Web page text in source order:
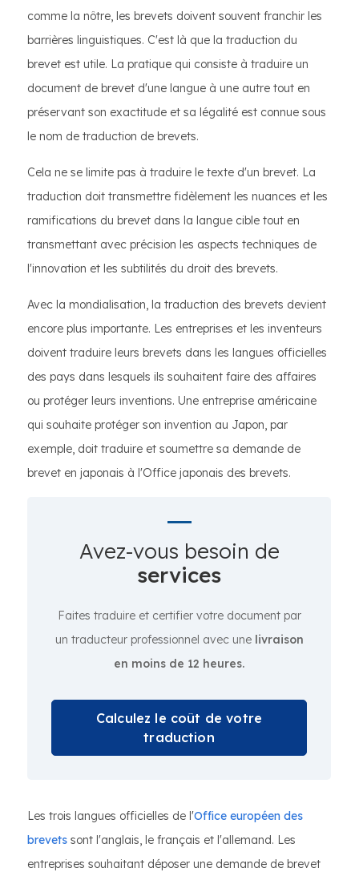
comme la nôtre, les brevets doivent souvent franchir les
barrières linguistiques. C'est là que la traduction du
brevet est utile. La pratique qui consiste à traduire un
document de brevet d'une langue à une autre tout en
préservant son exactitude et sa légalité est connue sous
le nom de traduction de brevets.
Cela ne se limite pas à traduire le texte d'un brevet. La
traduction doit transmettre fidèlement les nuances et les
ramifications du brevet dans la langue cible tout en
transmettant avec précision les aspects techniques de
l'innovation et les subtilités du droit des brevets.
Avec la mondialisation, la traduction des brevets devient
encore plus importante. Les entreprises et les inventeurs
doivent traduire leurs brevets dans les langues officielles
des pays dans lesquels ils souhaitent faire des affaires
ou protéger leurs inventions. Une entreprise américaine
qui souhaite protéger son invention au Japon, par
exemple, doit traduire et soumettre sa demande de
brevet en japonais à l'Office japonais des brevets.
Avez-vous besoin de
services
Faites traduire et certifier votre document par
un traducteur professionnel avec une livraison
en moins de 12 heures.
Calculez le coût de votre
traduction
Les trois langues officielles de l'Office européen des
brevets sont l'anglais, le français et l'allemand. Les
entreprises souhaitant déposer une demande de brevet